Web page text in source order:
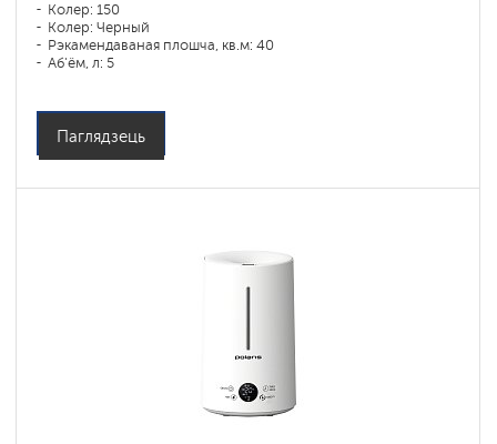
Колер: 150
Колер: Черный
Рэкамендаваная плошча, кв.м: 40
Аб'ём, л: 5
Паглядзець